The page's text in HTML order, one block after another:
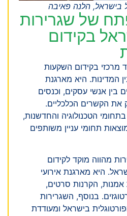
בישראל, הלנה פאיבה
של שגרירות
בקידום
מרכזי בקידום השקעות
המדינות. היא מארגנת
אנשי עסקים, וכנסים
את הקשרים הכלכליים.
הטכנולוגיה והחדשנות,
תחומי עניין משותפים
מהווה מוקד לקידום
היא מארגנת אירועי
אמנות, הקרנות סרטים,
בנוסף, השגרירות
בישראל ומעודדת